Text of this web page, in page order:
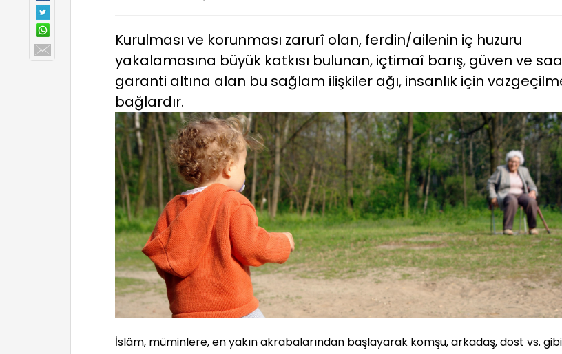
Kurulması ve korunması zarurî olan, ferdin/ailenin iç huzuru
yakalamasına büyük katkısı bulunan, içtimaî barış, güven ve
garanti altına alan bu sağlam ilişkiler ağı, insanlık için
bağlardır.
İslâm, müminlere, en yakın akrabalarından başlayarak komşu, arkadaş, dost vs.